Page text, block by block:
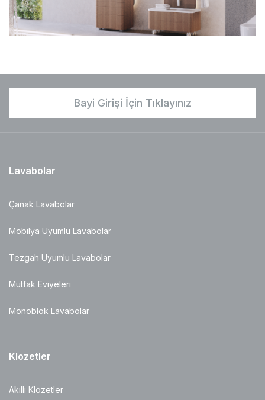
Bayi Girişi İçin Tıklayınız
Lavabolar
Çanak Lavabolar
Mobilya Uyumlu Lavabolar
Tezgah Uyumlu Lavabolar
Mutfak Eviyeleri
Monoblok Lavabolar
Klozetler
Akıllı Klozetler